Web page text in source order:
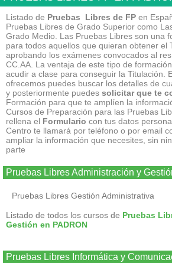
Listado de Pruebas Libres de FP en
Pruebas Libres de Grado Superior como
Grado Medio. Las Pruebas Libres son una
para todos aquellos que quieran obtener el
aprobando los exámenes convocados al
CC.AA. La ventaja de este tipo de
acudir a clase para conseguir la Titulación.
ofrecemos puedes buscar los detalles de
y posteriormente puedes solicitar que te
Formación para que te amplíen la
Cursos de Preparación para las Pruebas
rellena el Formulario con tus datos
Centro te llamará por teléfono o por email
ampliar la información que necesites, sin
parte
Pruebas Libres Administración y
Pruebas Libres Gestión Administrativa
Listado de todos los cursos de Pruebas
Gestión en PADRON
Pruebas Libres Informática y